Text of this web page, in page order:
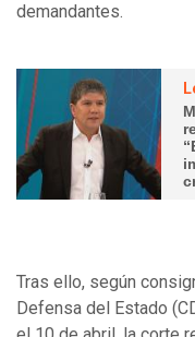
demandantes.
Tras ello, según
Defensa del Estado